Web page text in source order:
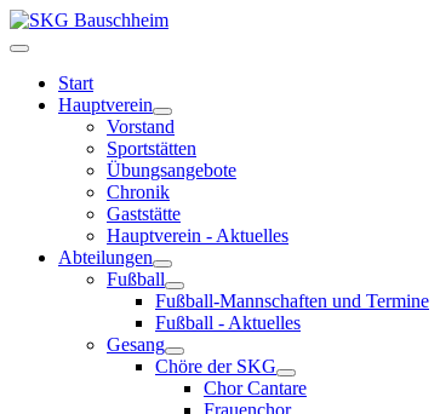
Start
Hauptverein
Vorstand
Sportstätten
Übungsangebote
Chronik
Gaststätte
Hauptverein - Aktuelles
Abteilungen
Fußball
Fußball-Mannschaften und Termine
Fußball - Aktuelles
Gesang
Chöre der SKG
Chor Cantare
Frauenchor